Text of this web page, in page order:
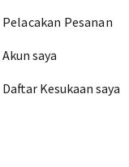
Pelacakan Pesanan
Akun saya
Daftar Kesukaan saya